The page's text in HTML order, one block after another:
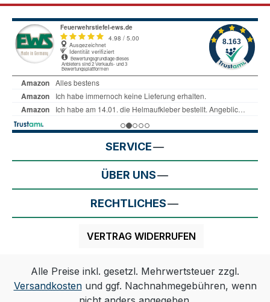
SERVICE
ÜBER UNS
RECHTLICHES
VERTRAG WIDERRUFEN
Alle Preise inkl. gesetzl. Mehrwertsteuer zzgl.
Versandkostenund ggf. Nachnahmegebühren, wenn